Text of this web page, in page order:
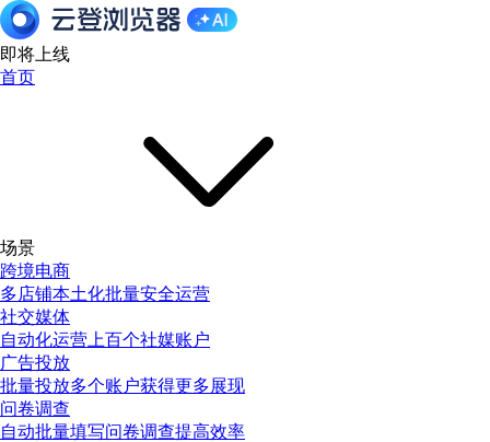
即将上线
首页
场景
跨境电商
多店铺本土化批量安全运营
社交媒体
自动化运营上百个社媒账户
广告投放
批量投放多个账户获得更多展现
问卷调查
自动批量填写问卷调查提高效率